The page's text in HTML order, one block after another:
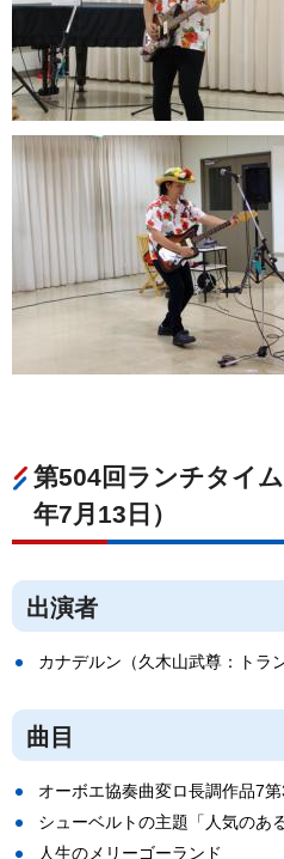
第504回ランチタイ
年7月13日）
出演者
カナデルン（久木山武尊：トラ
曲目
オーボエ協奏曲変ロ長調作品7
シューベルトの主題「人気のあ
人生のメリーゴーランド